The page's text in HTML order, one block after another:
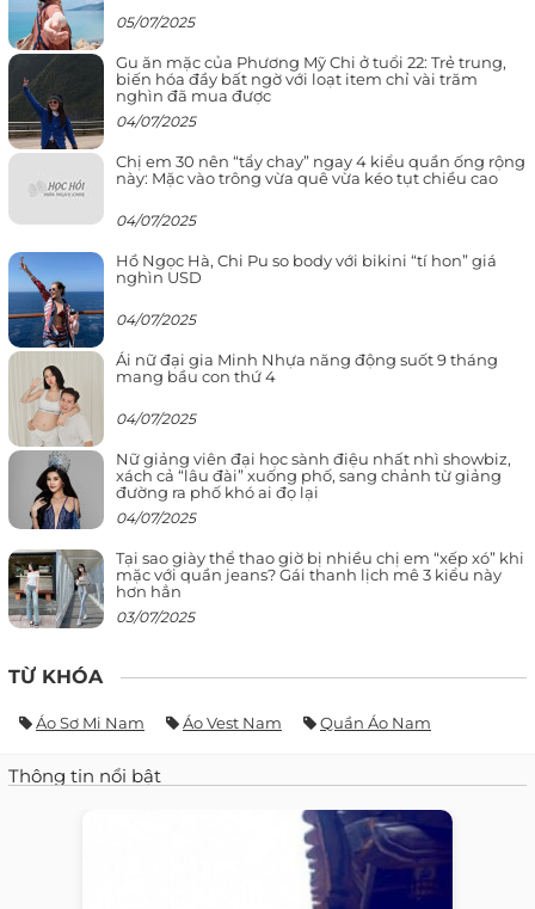
05/07/2025
Gu ăn mặc của Phương Mỹ Chi ở tuổi 22: Trẻ trung,
biến hóa đầy bất ngờ với loạt item chỉ vài trăm
nghìn đã mua được
04/07/2025
Chị em 30 nên “tẩy chay” ngay 4 kiểu quần ống rộng
này: Mặc vào trông vừa quê vừa kéo tụt chiều cao
04/07/2025
Hồ Ngọc Hà, Chi Pu so body với bikini “tí hon” giá
nghìn USD
04/07/2025
Ái nữ đại gia Minh Nhựa năng động suốt 9 tháng
mang bầu con thứ 4
04/07/2025
Nữ giảng viên đại học sành điệu nhất nhì showbiz,
xách cả “lâu đài” xuống phố, sang chảnh từ giảng
đường ra phố khó ai đọ lại
04/07/2025
Tại sao giày thể thao giờ bị nhiều chị em “xếp xó” khi
mặc với quần jeans? Gái thanh lịch mê 3 kiểu này
hơn hẳn
03/07/2025
TỪ KHÓA
Áo Sơ Mi Nam Áo Vest Nam Quần Áo Nam
Thông tin nổi bật